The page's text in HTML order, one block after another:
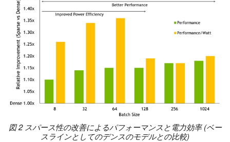
図 2 スパース性の改善によるパフォーマンスと電力効率 (ベー
スラインとしてのデンスのモデルとの比較)